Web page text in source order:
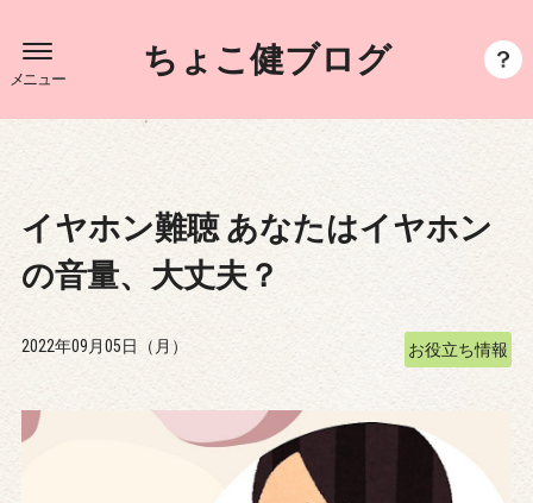
ちょこ健ブログ
メニュー
イヤホン難聴 あなたはイヤホン
の音量、大丈夫？
2022年09月05日（月） お役立ち情報